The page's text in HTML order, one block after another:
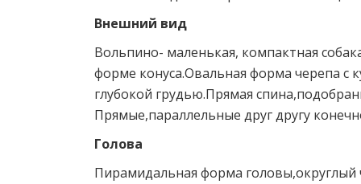
Внешний вид
Вольпино- маленькая, компактная
форме конуса.Овальная форма черепа с
глубокой грудью.Прямая
Прямые,параллельные друг другу
Голова
Пирамидальная форма головы,округлый